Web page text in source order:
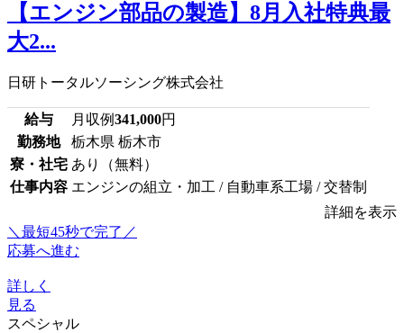
【エンジン部品の製造】8月入社特典最
大2...
日研トータルソーシング株式会社
給与 月収例341,000円
勤務地
栃木県 栃木市
寮・社宅 あり（無料）
仕事内容 エンジンの組立・加工 / 自動車系工場 / 交替制
詳細を表示
＼最短45秒で完了／
応募へ進む
詳しく
見る
スペシャル